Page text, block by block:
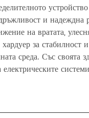
и
на вратата,
за
среда. Със своята